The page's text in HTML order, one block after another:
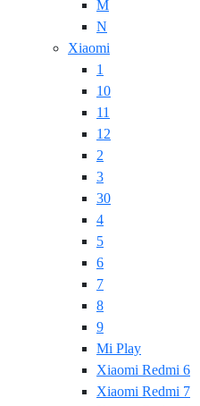
M
N
Xiaomi
1
10
11
12
2
3
30
4
5
6
7
8
9
Mi Play
Xiaomi Redmi 6
Xiaomi Redmi 7